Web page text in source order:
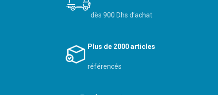
dès 900 Dhs d’achat
Plus de 2000 articles
référencés